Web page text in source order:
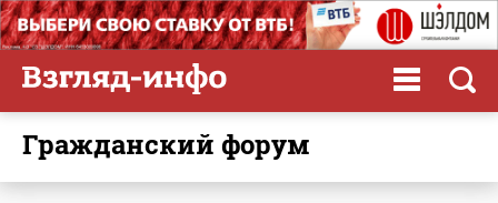
Гражданский форум